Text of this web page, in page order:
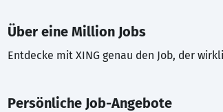
Über eine Million Jobs
Entdecke mit XING genau den Job, der
Persönliche Job-Angebote